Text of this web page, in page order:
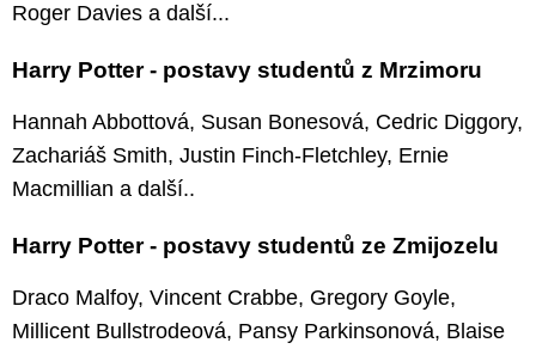
Roger Davies a další...
Harry Potter - postavy studentů z Mrzimoru
Hannah Abbottová, Susan Bonesová, Cedric Diggory,
Zachariáš Smith, Justin Finch-Fletchley, Ernie
Macmillian a další..
Harry Potter - postavy studentů ze Zmijozelu
Draco Malfoy, Vincent Crabbe, Gregory Goyle,
Millicent Bullstrodeová, Pansy Parkinsonová, Blaise